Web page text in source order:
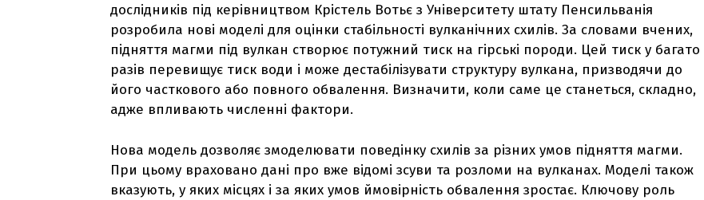
дослідників під керівництвом Крістель Вотьє з Університету штату Пенсильванія
розробила нові моделі для оцінки стабільності вулканічних схилів. За словами вчених,
підняття магми під вулкан створює потужний тиск на гірські породи. Цей тиск у багато
разів перевищує тиск води і може дестабілізувати структуру вулкана, призводячи до
його часткового або повного обвалення. Визначити, коли саме це станеться, складно,
адже впливають численні фактори.
Нова модель дозволяє змоделювати поведінку схилів за різних умов підняття магми.
При цьому враховано дані про вже відомі зсуви та розломи на вулканах. Моделі також
вказують, у яких місцях і за яких умов ймовірність обвалення зростає. Ключову роль